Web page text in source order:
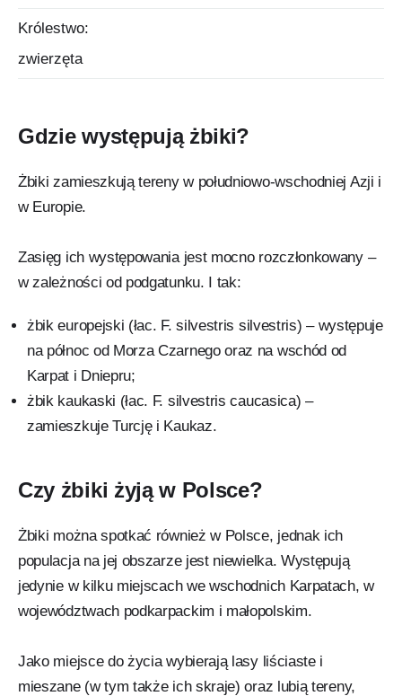
Królestwo:
zwierzęta
Gdzie występują żbiki?
Żbiki zamieszkują tereny w południowo-wschodniej Azji i
w Europie.
Zasięg ich występowania jest mocno rozczłonkowany –
w zależności od podgatunku. I tak:
żbik europejski (łac. F. silvestris silvestris) – występuje
na północ od Morza Czarnego oraz na wschód od
Karpat i Dniepru;
żbik kaukaski (łac. F. silvestris caucasica) –
zamieszkuje Turcję i Kaukaz.
Czy żbiki żyją w Polsce?
Żbiki można spotkać również w Polsce, jednak ich
populacja na jej obszarze jest niewielka. Występują
jedynie w kilku miejscach we wschodnich Karpatach, w
województwach podkarpackim i małopolskim.
Jako miejsce do życia wybierają lasy liściaste i
mieszane (w tym także ich skraje) oraz lubią tereny,